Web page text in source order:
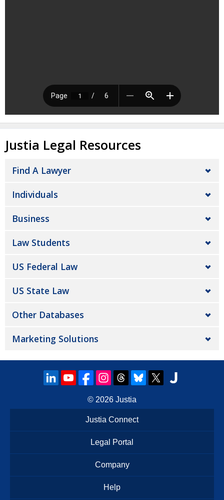
Justia Legal Resources
Find A Lawyer
Individuals
Business
Law Students
US Federal Law
US State Law
Other Databases
Marketing Solutions
© 2026 Justia
Justia Connect
Legal Portal
Company
Help